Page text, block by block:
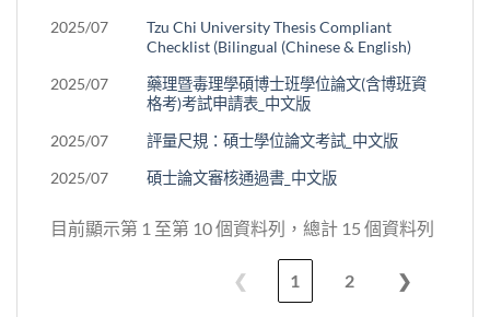
2025/07
Tzu Chi University Thesis Compliant
Checklist (Bilingual (Chinese & English)
2025/07
藥理暨毒理學碩博士班學位論文(含博班資
格考)考試申請表_中文版
2025/07
評量尺規：碩士學位論文考試_中文版
2025/07
碩士論文審核通過書_中文版
目前顯示第 1 至第 10 個資料列，總計 15 個資料列
❮ 1 2 ❯